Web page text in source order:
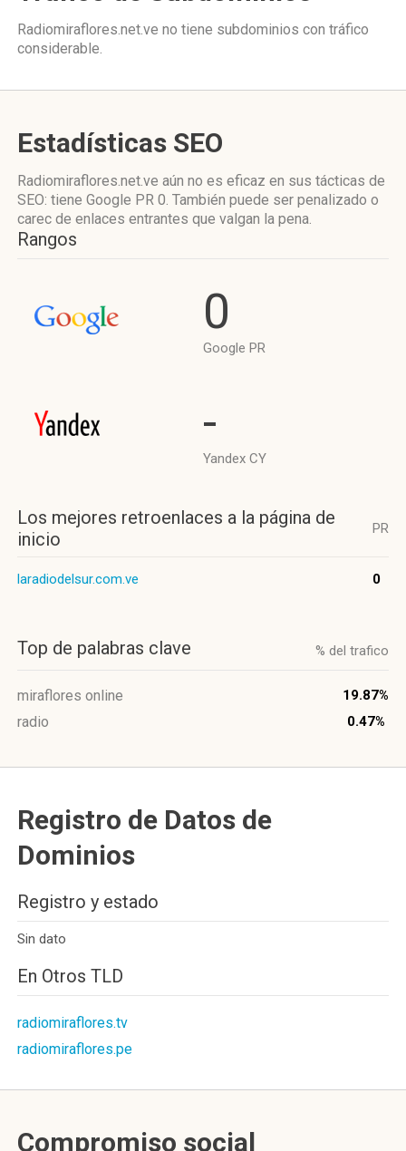
Radiomiraflores.net.ve no tiene subdominios con tráfico
considerable.
Estadísticas SEO
Radiomiraflores.net.ve aún no es eficaz en sus tácticas de
SEO: tiene Google PR 0. También puede ser penalizado o
carec de enlaces entrantes que valgan la pena.
Rangos
0
Google PR
-
Yandex CY
Los mejores retroenlaces a la página de
inicio
PR
laradiodelsur.com.ve 0
Top de palabras clave % del trafico
miraflores online 19.87%
radio 0.47%
Registro de Datos de
Dominios
Registro y estado
Sin dato
En Otros TLD
radiomiraflores.tv
radiomiraflores.pe
Compromiso social